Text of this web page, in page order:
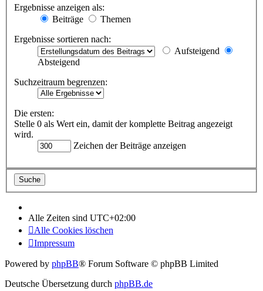
Ergebnisse anzeigen als:
Beiträge
Themen
Ergebnisse sortieren nach:
Aufsteigend
Absteigend
Suchzeitraum begrenzen:
Die ersten:
Stelle 0 als Wert ein, damit der komplette Beitrag angezeigt
wird.
Zeichen der Beiträge anzeigen
Alle Zeiten sind UTC+02:00
Alle Cookies löschen
Impressum
Powered by phpBB® Forum Software © phpBB Limited
Deutsche Übersetzung durch phpBB.de